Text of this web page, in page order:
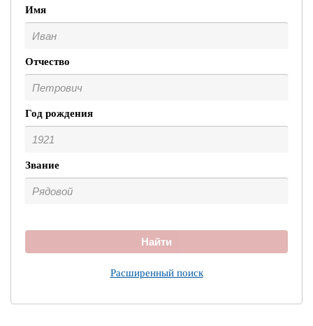
Имя
Отчество
Год рождения
Звание
Найти
Расширенный поиск